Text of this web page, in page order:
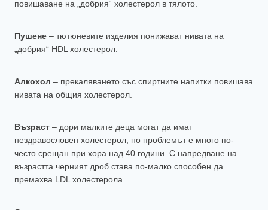
повишаване на „добрия“ холестерол в тялото.
Пушене – тютюневите изделия понижават нивата на
„добрия“ HDL холестерол.
Алкохол – прекаляването със спиртните напитки повишава
нивата на общия холестерол.
Възраст – дори малките деца могат да имат
нездравословен холестерол, но проблемът е много по-
често срещан при хора над 40 години. С напредване на
възрастта черният дроб става по-малко способен да
премахва LDL холестерола.